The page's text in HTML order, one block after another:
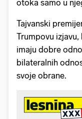
otoka samo u
Tajvanski
Trumpovu
imaju dobre
bilateralnih
svoje obrane.